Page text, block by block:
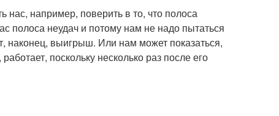
нас, например, поверить в то, что полоса
полоса неудач и потому нам не надо пытаться
наконец, выигрыш. Или нам может показаться,
поскольку несколько раз после его